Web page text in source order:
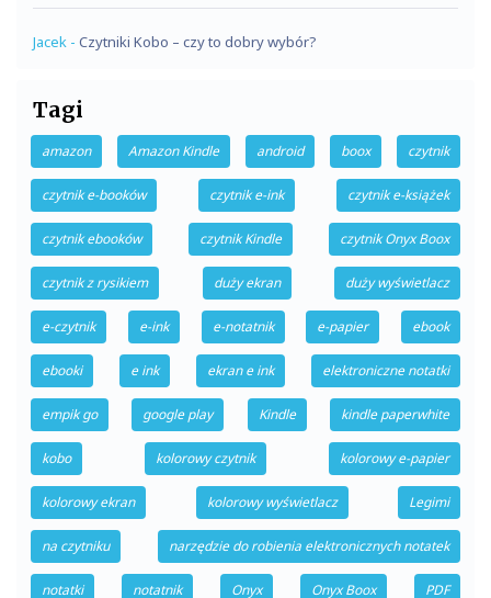
Jacek - Czytniki Kobo – czy to dobry wybór?
Tagi
amazon Amazon Kindle android boox czytnik
czytnik e-booków czytnik e-ink czytnik e-książek
czytnik ebooków czytnik Kindle czytnik Onyx Boox
czytnik z rysikiem duży ekran duży wyświetlacz
e-czytnik e-ink e-notatnik e-papier ebook
ebooki e ink ekran e ink elektroniczne notatki
empik go google play Kindle kindle paperwhite
kobo kolorowy czytnik kolorowy e-papier
kolorowy ekran kolorowy wyświetlacz Legimi
na czytniku narzędzie do robienia elektronicznych notatek
notatki notatnik Onyx Onyx Boox PDF